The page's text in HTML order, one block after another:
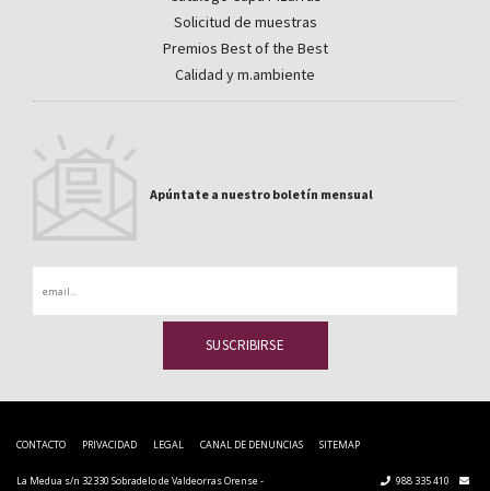
Solicitud de muestras
Premios Best of the Best
Calidad y m.ambiente
Apúntate a nuestro boletín mensual
CONTACTO PRIVACIDAD LEGAL CANAL DE DENUNCIAS SITEMAP
La Medua s/n 32330 Sobradelo de Valdeorras Orense -
988 335 410